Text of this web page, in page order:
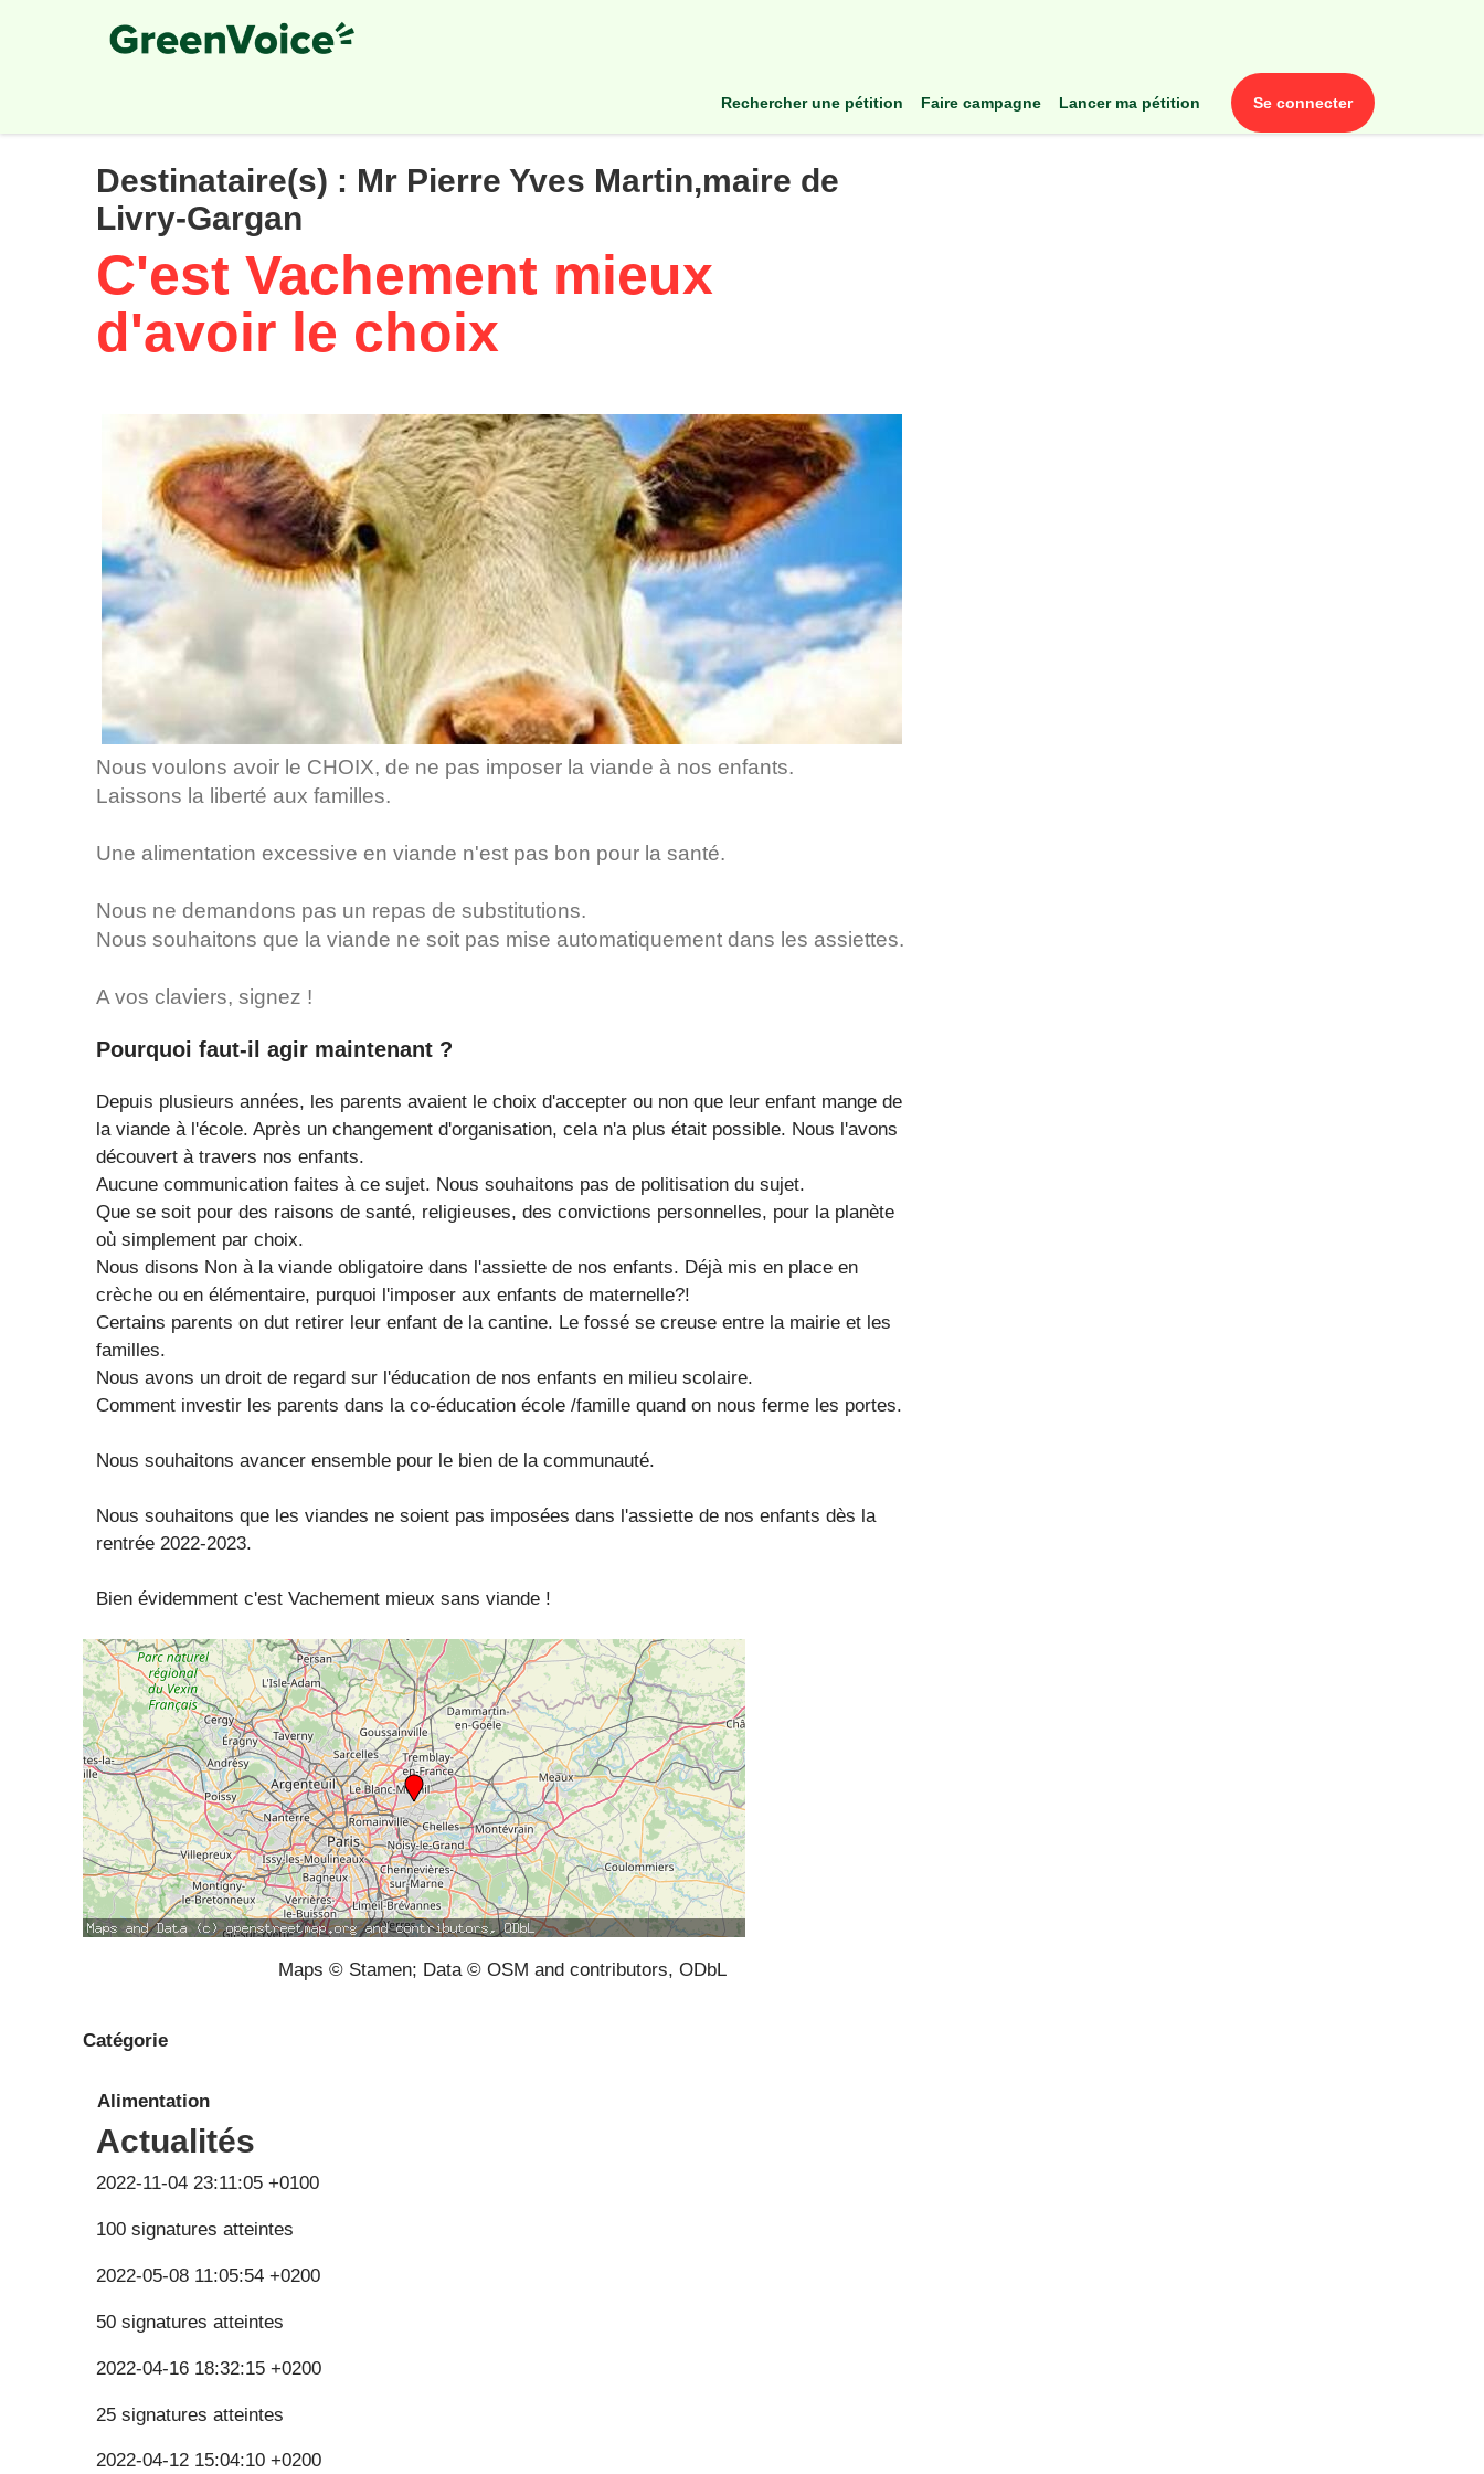
rechercher une pétition faire campagne lancer ma pétition se connecter
Destinataire(s) : Mr Pierre Yves Martin,maire de
Livry-Gargan
C'est Vachement mieux
d'avoir le choix
Nous voulons avoir le CHOIX, de ne pas imposer la viande à nos enfants.
Laissons la liberté aux familles.
Une alimentation excessive en viande n'est pas bon pour la santé.
Nous ne demandons pas un repas de substitutions.
Nous souhaitons que la viande ne soit pas mise automatiquement dans les assiettes.
A vos claviers, signez !
Pourquoi faut-il agir maintenant ?
Depuis plusieurs années, les parents avaient le choix d'accepter ou non que leur enfant mange de
la viande à l'école. Après un changement d'organisation, cela n'a plus était possible. Nous l'avons
découvert à travers nos enfants.
Aucune communication faites à ce sujet. Nous souhaitons pas de politisation du sujet.
Que se soit pour des raisons de santé, religieuses, des convictions personnelles, pour la planète
où simplement par choix.
Nous disons Non à la viande obligatoire dans l'assiette de nos enfants. Déjà mis en place en
crèche ou en élémentaire, purquoi l'imposer aux enfants de maternelle?!
Certains parents on dut retirer leur enfant de la cantine. Le fossé se creuse entre la mairie et les
familles.
Nous avons un droit de regard sur l'éducation de nos enfants en milieu scolaire.
Comment investir les parents dans la co-éducation école /famille quand on nous ferme les portes.
Nous souhaitons avancer ensemble pour le bien de la communauté.
Nous souhaitons que les viandes ne soient pas imposées dans l'assiette de nos enfants dès la
rentrée 2022-2023.
Bien évidemment c'est Vachement mieux sans viande !
Maps © Stamen; Data © OSM and contributors, ODbL
Catégorie
Alimentation
Actualités
2022-11-04 23:11:05 +0100
100 signatures atteintes
2022-05-08 11:05:54 +0200
50 signatures atteintes
2022-04-16 18:32:15 +0200
25 signatures atteintes
2022-04-12 15:04:10 +0200